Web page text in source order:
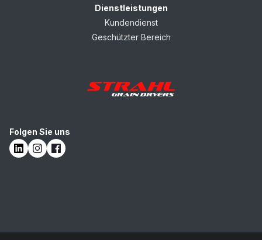
Dienstleistungen
Kundendienst
Geschützter Bereich
Folgen Sie uns